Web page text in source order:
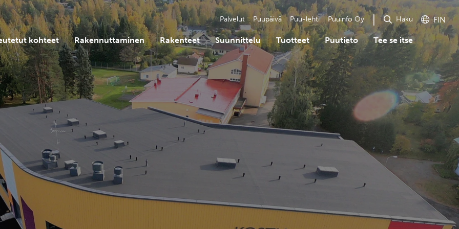
Palvelut Puupäivä Puu-lehti Puuinfo Oy Haku FIN
kohteet Rakennuttaminen Rakenteet Suunnittelu Tuotteet Puutieto Tee se itse